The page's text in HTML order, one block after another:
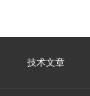
技术文章